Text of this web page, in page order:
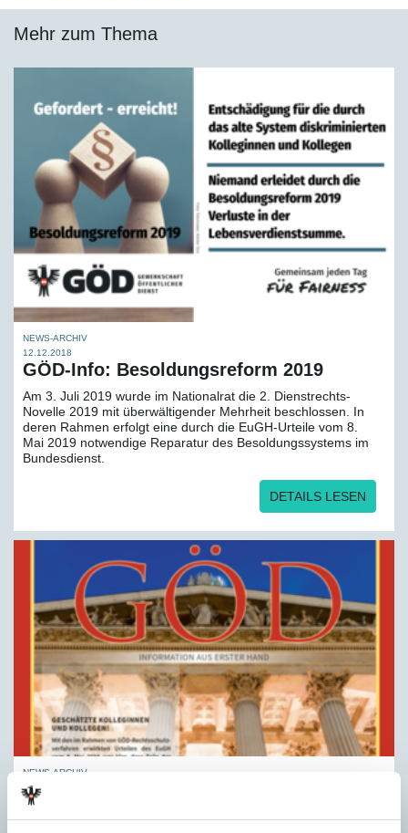
Mehr zum Thema
NEWS-ARCHIV
12.12.2018
GÖD-Info: Besoldungsreform 2019
Am 3. Juli 2019 wurde im Nationalrat die 2. Dienstrechts-
Novelle 2019 mit überwältigender Mehrheit beschlossen. In
deren Rahmen erfolgt eine durch die EuGH-Urteile vom 8.
Mai 2019 notwendige Reparatur des Besoldungssystems im
Bundesdienst.
DETAILS LESEN
NEWS-ARCHIV
12.12.2018
Besoldungs­reform 2019:
Antragsformulare